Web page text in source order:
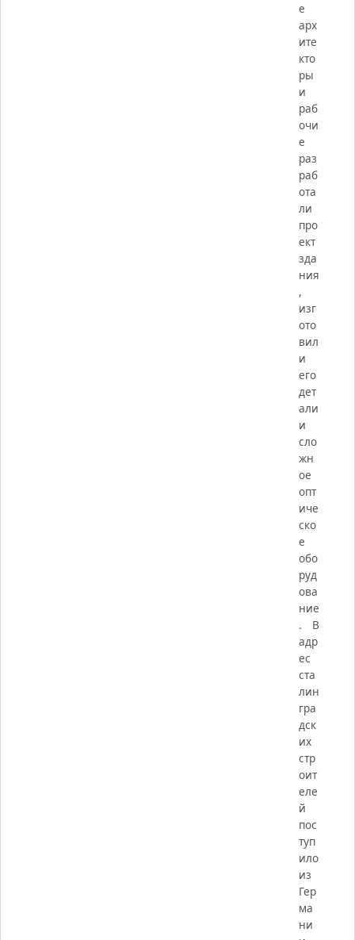
е
арх
ите
кто
ры
и
раб
очи
е
раз
раб
ота
ли
про
ект
зда
ния
,
изг
ото
вил
и
его
дет
али
и
сло
жн
ое
опт
иче
ско
е
обо
руд
ова
ние
. В
адр
ес
ста
лин
гра
дск
их
стр
оит
еле
й
пос
туп
ило
из
Гер
ма
ни